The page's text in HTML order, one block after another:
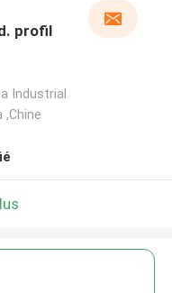
profil
Industrial
,Chine